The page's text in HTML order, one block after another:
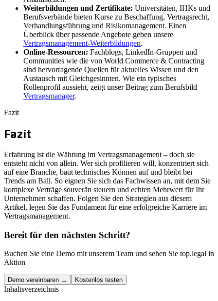
Weiterbildungen und Zertifikate: Universitäten, IHKs und
Berufsverbände bieten Kurse zu Beschaffung, Vertragsrecht,
Verhandlungsführung und Risikomanagement. Einen
Überblick über passende Angebote geben unsere
Vertragsmanagement-Weiterbildungen.
Online-Ressourcen: Fachblogs, LinkedIn-Gruppen und
Communities wie die von World Commerce & Contracting
sind hervorragende Quellen für aktuelles Wissen und den
Austausch mit Gleichgesinnten. Wie ein typisches
Rollenprofil aussieht, zeigt unser Beitrag zum Berufsbild
Vertragsmanager.
Fazit
Fazit
Erfahrung ist die Währung im Vertragsmanagement – doch sie
entsteht nicht von allein. Wer sich profilieren will, konzentriert sich
auf eine Branche, baut technisches Können auf und bleibt bei
Trends am Ball. So eignen Sie sich das Fachwissen an, mit dem Sie
komplexe Verträge souverän steuern und echten Mehrwert für Ihr
Unternehmen schaffen. Folgen Sie den Strategien aus diesem
Artikel, legen Sie das Fundament für eine erfolgreiche Karriere im
Vertragsmanagement.
Bereit für den nächsten Schritt?
Buchen Sie eine Demo mit unserem Team und sehen Sie top.legal in
Aktion
Demo vereinbaren → Kostenlos testen
Inhaltsverzeichnis